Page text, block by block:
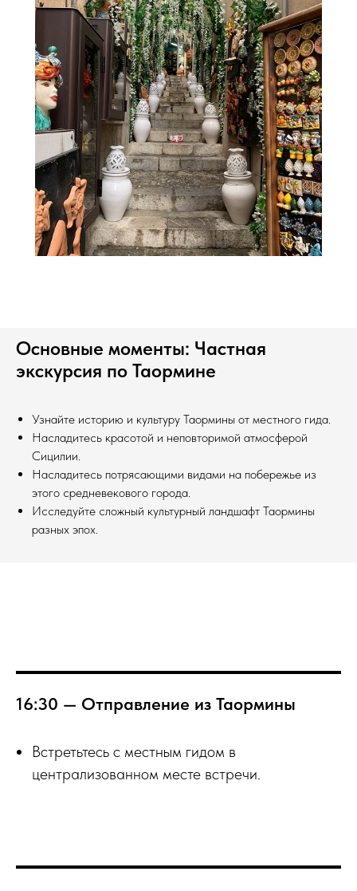
Основные моменты: Частная
экскурсия по Таормине
Узнайте историю и культуру Таормины от местного гида.
Насладитесь красотой и неповторимой атмосферой
Сицилии.
Насладитесь потрясающими видами на побережье из
этого средневекового города.
Исследуйте сложный культурный ландшафт Таормины
разных эпох.
16:30 — Отправление из Таормины
Встретьтесь с местным гидом в
централизованном месте встречи.